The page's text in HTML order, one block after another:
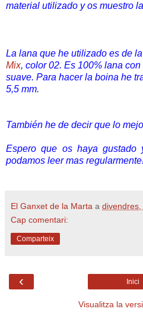
material utilizado y os muestro
La lana que he utilizado es de
Mix, color 02. Es 100% lana
suave. Para hacer la boina he
5,5 mm.
También he de decir que lo
Espero que os haya
podamos leer mas
El Ganxet de la Marta a
Cap comentari:
Comparteix
‹ Inici
Visualitza la